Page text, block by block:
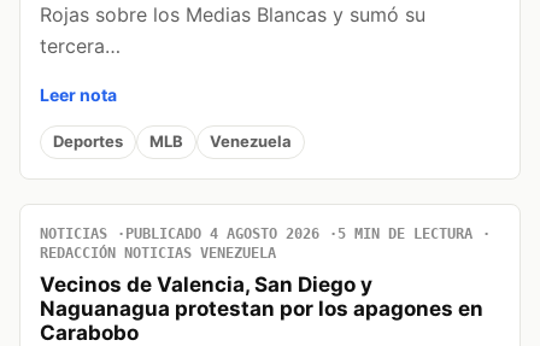
Rojas sobre los Medias Blancas y sumó su
tercera…
Leer nota
Deportes MLB Venezuela
NOTICIAS PUBLICADO 4 AGOSTO 2026
5 MIN DE LECTURA
REDACCIÓN NOTICIAS VENEZUELA
Vecinos de Valencia, San Diego y
Naguanagua protestan por los apagones en
Carabobo